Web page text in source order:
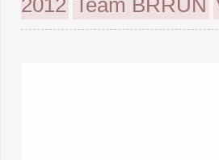
2012 Team BRRUN